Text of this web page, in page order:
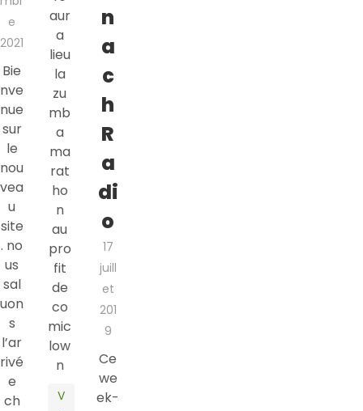
e
2021
Bie
nve
nue
sur
le
nou
vea
u
site
. no
us
sal
uon
s
l’ar
rivé
e
ch
aur
a
lieu
la
zu
mb
a
ma
rat
ho
n
au
pro
fit
de
co
mic
low
n
V
n
a
c
h
R
a
di
o
17
juill
et
201
9
Ce
we
ek-